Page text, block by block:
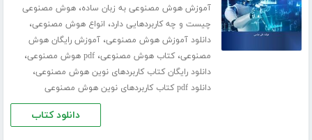
آموزش هوش مصنوعی به زبان ساده،هوش مصنوعی
چیست و چه کاربردهایی دارد، انواع هوش مصنوعی،
دانلود آموزش هوش مصنوعی،آموزش رایگان هوش
مصنوعی،کتاب هوش مصنوعی،pdf هوش مصنوعی ،
دانلود رایگان کتاب کاربردهای نوین هوش مصنوعی،
دانلود pdf کتاب کاربردهای نوین هوش مصنوعی
دانلود کتاب